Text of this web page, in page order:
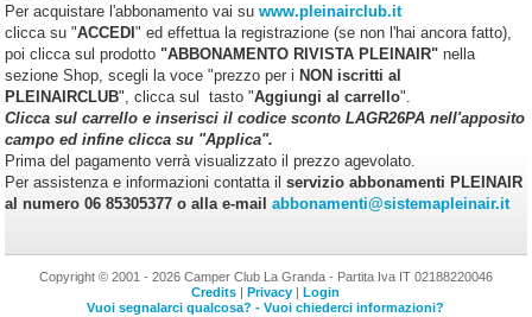
Per acquistare l'abbonamento vai suwww.pleinairclub.it
clicca su "ACCEDI" ed effettua la registrazione (se non l'hai ancora fatto),
poi clicca sul prodotto"ABBONAMENTO RIVISTA PLEINAIR" nella
sezione Shop, scegli la voce "prezzo per i NON iscritti al
PLEINAIRCLUB", clicca sul tasto "Aggiungi al carrello".
Clicca sul carrello e inserisci il codice sconto LAGR26PA nell'apposito
campo ed infine clicca su "Applica".
Prima del pagamento verrà visualizzato il prezzo agevolato.
Per assistenza e informazioni contatta ilservizio abbonamenti PLEINAIR
al numero 06 85305377 o alla e-mail
abbonamenti@sistemapleinair.it
Copyright © 2001 - 2026 Camper Club La Granda - Partita Iva IT 02188220046
Credits |Privacy |Login
Vuoi segnalarci qualcosa? - Vuoi chiederci informazioni?